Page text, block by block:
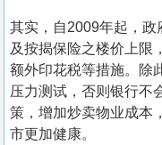
其实，自2009年起，政
及按揭保险之楼价上限
额外印花税等措施。除
压力测试，否则银行不
策，增加炒卖物业成本
市更加健康。